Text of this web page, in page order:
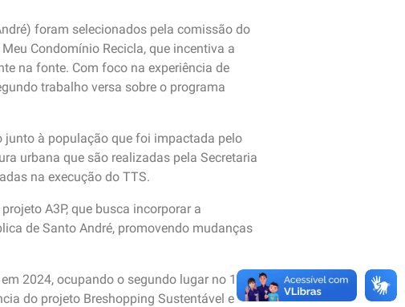
foram selecionados pela comissão do
Condomínio Recicla, que incentiva a
na fonte. Com foco na experiência de
trabalho versa sobre o programa
junto à população que foi impactada pelo
urbana que são realizadas pela Secretaria
na execução do TTS.
A3P, que busca incorporar a
de Santo André, promovendo mudanças
2024, ocupando o segundo lugar no 10º
do projeto Breshopping Sustentável e